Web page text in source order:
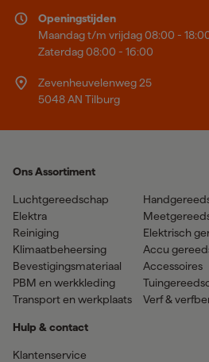
Openingstijden
Maandag t/m vrijdag 08:00 -
Zaterdag 08:00 - 16:00
Zevenheuvelenweg 25
5048 AN Tilburg
Ons Assortiment
Luchtgereedschap
Elektra
Reiniging
Klimaatbeheersing
Bevestigingsmateriaal
PBM en werkkleding
Transport en werkplaats
Elektrisch
Accu
Accessoires
Verf &
Hulp & contact
Klantenservice